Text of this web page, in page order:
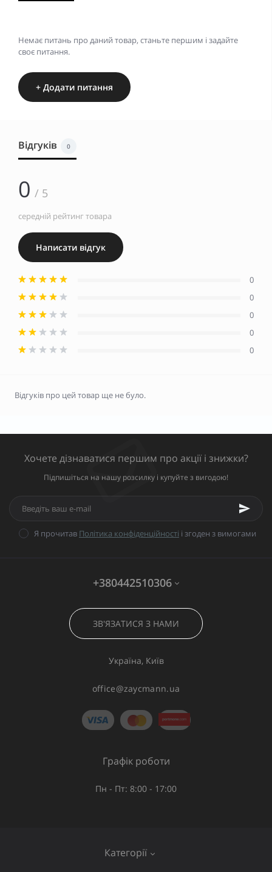
Немає питань про даний товар, станьте першим і задайте
своє питання.
+ Додати питання
Відгуків 0
0 / 5
середній рейтинг товара
Написати відгук
0
0
0
0
0
Відгуків про цей товар ще не було.
Хочете дізнаватися першим про акції і знижки?
Підпишіться на нашу розсилку і купуйте з вигодою!
Я прочитав Політика конфіденційності і згоден з вимогами
+380442510306
ЗВ'ЯЗАТИСЯ З НАМИ
Україна, Київ
office@zaycmann.ua
Категорії
Графік роботи
Пн - Пт: 8:00 - 17:00